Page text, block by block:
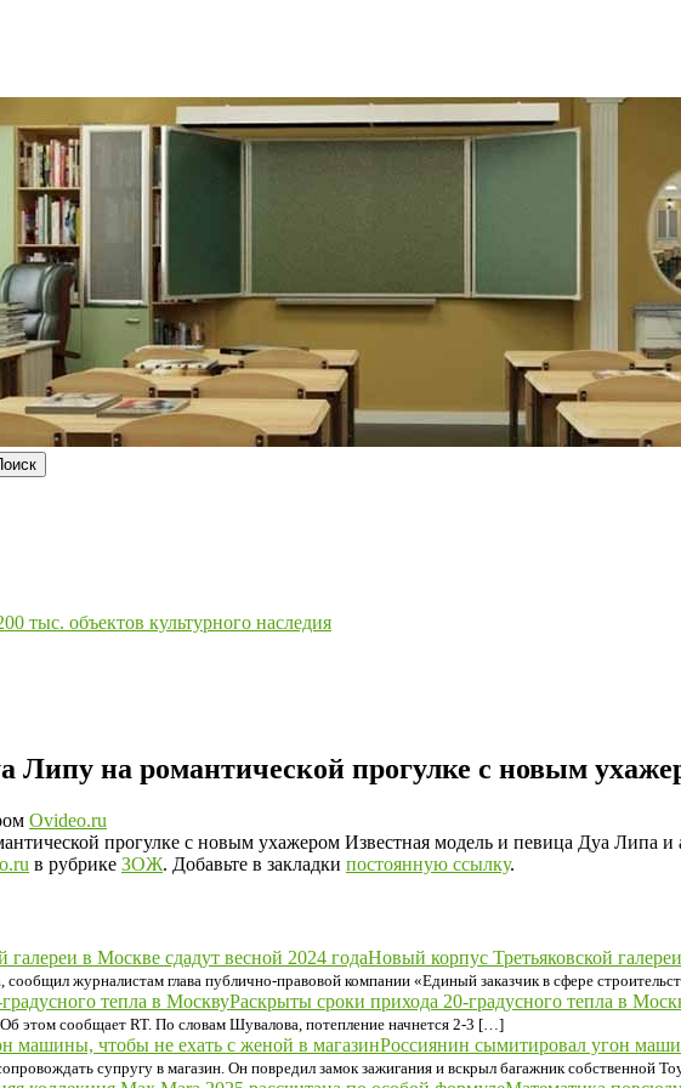
тыс. объектов культурного наследия
Липу на романтической прогулке с новым
Ovideo.ru
прогулке с новым ухажером Известная модель и певица Дуа Липа и
в рубрике ЗОЖ. Добавьте в закладки постоянную ссылку.
Новый корпус Третьяковской
сообщил журналистам глава публично-правовой компании «Единый заказчик в сфере
Раскрыты сроки прихода 20-градусного тепла в
Об этом сообщает RT. По словам Шувалова, потепление начнется 2-3 […]
Россиянин сымитировал угон
супругу в магазин. Он повредил замок зажигания и вскрыл багажник собственной